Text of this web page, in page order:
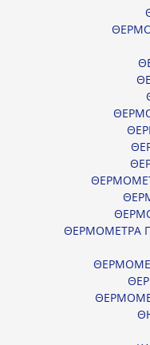
ΘΕΡΜΟΜΕΤΡΑ